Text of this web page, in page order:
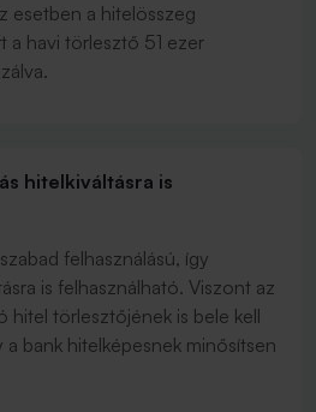
esetben a hitelösszeg
a havi törlesztő 51 ezer
hitelkiváltásra is
felhasználású, így
is felhasználható. Viszont az
hitel törlesztőjének is bele kell
bank hitelképesnek minősítsen